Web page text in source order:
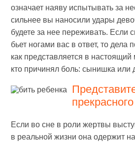
означает наяву испытывать за
сильнее вы наносили удары
будете за нее переживать. Если
бьет ногами вас в ответ, то дела
как представляется в
кто причинял боль: сынишка или
Если во сне в роли жертвы
в реальной жизни она одержит